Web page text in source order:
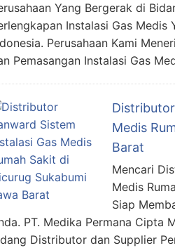
Yang Bergerak di
Instalasi Gas Medis
Perusahaan Kami
Pemasangan Instalasi Gas
Medis
Barat
Mencari
Medis
Siap
PT. Medika Permana Cipta
Distributor dan Supplier